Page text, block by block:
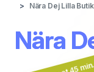
Nära Dej Lilla
Nära